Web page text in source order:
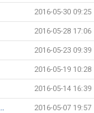
2016-05-30 09:25
2016-05-28 17:06
2016-05-23 09:39
2016-05-19 10:28
2016-05-14 16:39
2016-05-07 19:57